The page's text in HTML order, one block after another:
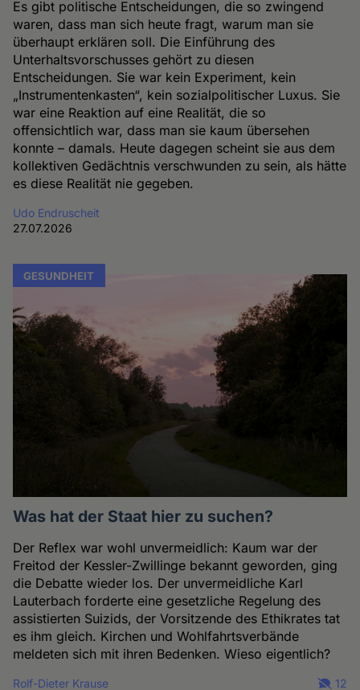
Es gibt politische Entscheidungen, die so zwingend
waren, dass man sich heute fragt, warum man sie
überhaupt erklären soll. Die Einführung des
Unterhaltsvorschusses gehört zu diesen
Entscheidungen. Sie war kein Experiment, kein
„Instrumentenkasten“, kein sozialpolitischer Luxus. Sie
war eine Reaktion auf eine Realität, die so
offensichtlich war, dass man sie kaum übersehen
konnte – damals. Heute dagegen scheint sie aus dem
kollektiven Gedächtnis verschwunden zu sein, als hätte
es diese Realität nie gegeben.
Udo Endruscheit
27.07.2026
GESUNDHEIT
Was hat der Staat hier zu suchen?
Der Reflex war wohl unvermeidlich: Kaum war der
Freitod der Kessler-Zwillinge bekannt geworden, ging
die Debatte wieder los. Der unvermeidliche Karl
Lauterbach forderte eine gesetzliche Regelung des
assistierten Suizids, der Vorsitzende des Ethikrates tat
es ihm gleich. Kirchen und Wohlfahrtsverbände
meldeten sich mit ihren Bedenken. Wieso eigentlich?
Rolf-Dieter Krause 12